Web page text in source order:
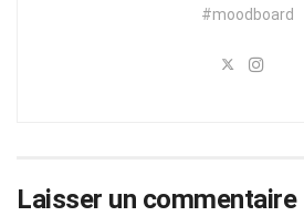
#moodboard
Laisser un commentaire